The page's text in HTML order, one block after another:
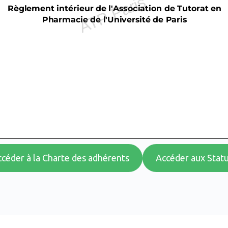
à la Charte des adhérents Accéder aux